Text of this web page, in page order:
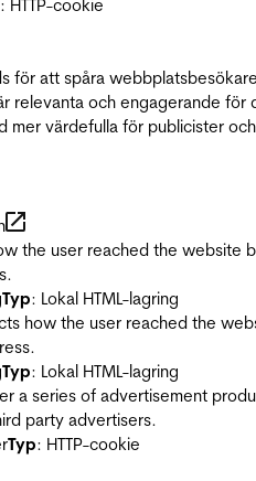
: HTTP-cookie
för att spåra
relevanta och engagerande för
mer värdefulla för publicister och
the user reached the website
Typ: Lokal HTML-lagring
how the user reached the
Typ: Lokal HTML-lagring
a series of advertisement
party advertisers.
Typ: HTTP-cookie